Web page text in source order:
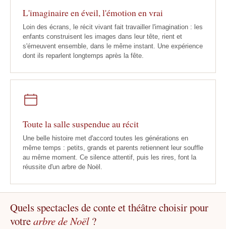
L'imaginaire en éveil, l'émotion en vrai
Loin des écrans, le récit vivant fait travailler l'imagination : les
enfants construisent les images dans leur tête, rient et
s'émeuvent ensemble, dans le même instant. Une expérience
dont ils reparlent longtemps après la fête.
Toute la salle suspendue au récit
Une belle histoire met d'accord toutes les générations en
même temps : petits, grands et parents retiennent leur souffle
au même moment. Ce silence attentif, puis les rires, font la
réussite d'un arbre de Noël.
Quels spectacles de conte et théâtre choisir pour
votrearbre de Noël ?